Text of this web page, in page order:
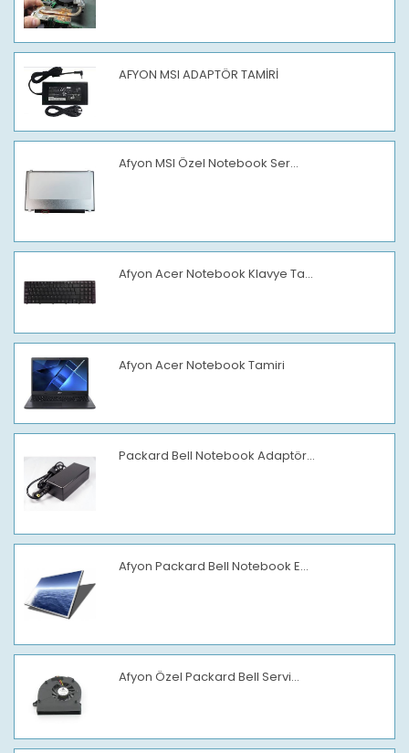
AFYON MSI ADAPTÖR TAMİRİ
Afyon MSI Özel Notebook Ser...
Afyon Acer Notebook Klavye Ta...
Afyon Acer Notebook Tamiri
Packard Bell Notebook Adaptör...
Afyon Packard Bell Notebook E...
Afyon Özel Packard Bell Servi...